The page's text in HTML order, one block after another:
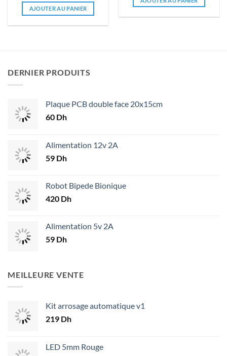
AJOUTER AU PANIER
DERNIER PRODUITS
Plaque PCB double face 20x15cm
60 Dh
Alimentation 12v 2A
59 Dh
Robot Bipede Bionique
420 Dh
Alimentation 5v 2A
59 Dh
MEILLEURE VENTE
Kit arrosage automatique v1
219 Dh
LED 5mm Rouge